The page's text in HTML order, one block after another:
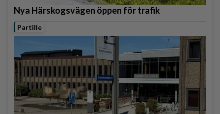
Nya Härskogsvägen öppen för trafik
Partille